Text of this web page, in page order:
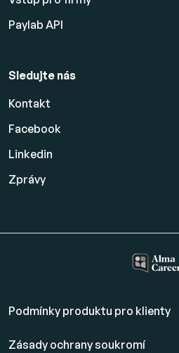
Paylab API
Sledujte nás
Kontakt
Facebook
Linkedin
Zprávy
Podmínky produktu pro klienty
Zásady ochrany soukromí